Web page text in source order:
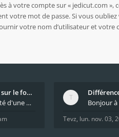
à votre compte sur « jedicut.com
votre mot de passe. Si vous
votre nom d’utilisateur et
Re: Créer un compte sur le forum / Create forum us
Salut à tous, J'ai profité d'une mise à jour du s
Tevz, lun. nov. 03,